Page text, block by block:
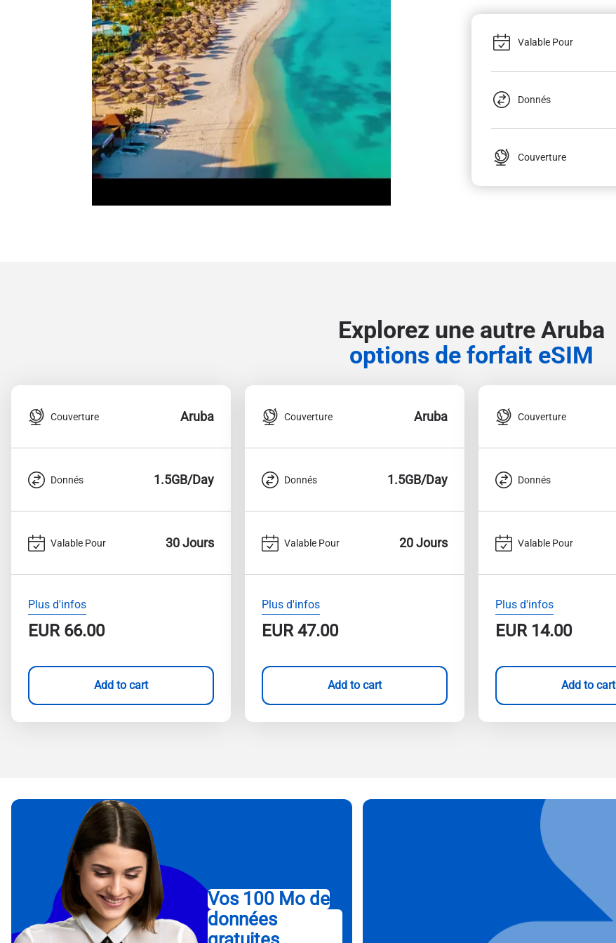
Valable Pour
Donnés
Couverture
Explorez une autre Aruba
options de forfait eSIM
Couverture Aruba
Donnés 1.5GB/Day
Valable Pour 30 Jours
Plus d'infos
EUR66.00
Add to cart
Couverture Aruba
Donnés 1.5GB/Day
Valable Pour 20 Jours
Plus d'infos
EUR47.00
Add to cart
Couverture
Donnés
Valable Pour
Plus d'infos
EUR14.00
Add to cart
Vos 100 Mo de
données